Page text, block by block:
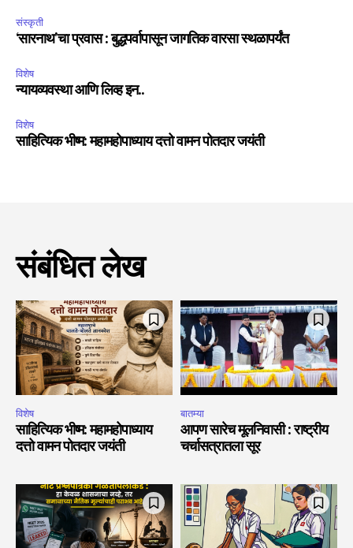
संस्कृती
‘सारनाथ’चा प्रवास : बुद्धपर्वापासून जागतिक वारसा स्थळापर्यंत
विशेष
न्यायव्यवस्था आणि लिव्ह इन..
विशेष
साहित्यिक भीष्म: महामहोपाध्याय दत्तो वामन पोतदार जयंती
संबंधित लेख
विशेष
साहित्यिक भीष्म: महामहोपाध्याय
दत्तो वामन पोतदार जयंती
बातम्या
आपण सारेच मूलनिवासी : राष्ट्रीय
चर्चासत्रातला सूर